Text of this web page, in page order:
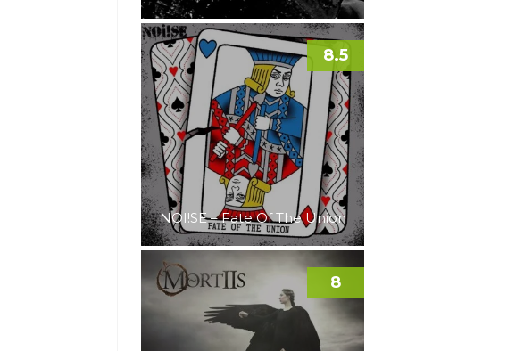
NOI!SE – Fate Of The Union
8.5
8